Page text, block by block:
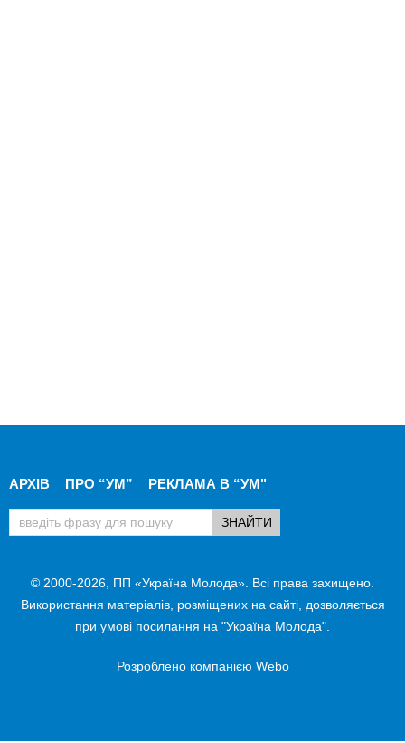
АРХІВ ПРО “УМ” РЕКЛАМА В “УМ"
© 2000-2026, ПП «Україна Молода». Всі права захищено.
Використання матеріалів, розміщених на сайті, дозволяється
при умові посилання на "Україна Молода".
Розроблено компанією Webo